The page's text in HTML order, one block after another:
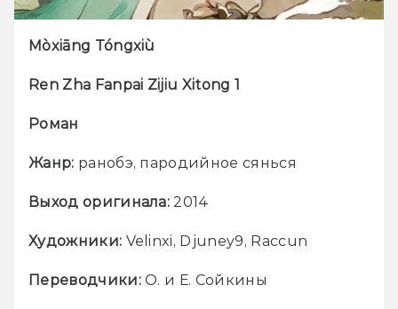
Mòxiāng Tóngxiù
Ren Zha Fanpai Zijiu Xitong 1
Роман
Жанр: ранобэ, пародийное сянься
Выход оригинала: 2014
Художники: Velinxi, Djuney9, Raccun
Переводчики: О. и Е. Сойкины